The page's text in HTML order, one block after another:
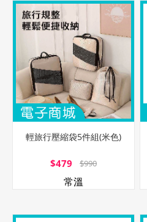
輕旅行壓縮袋5件組(米色)
$479 $990
常溫